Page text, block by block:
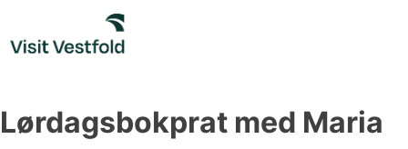
content
Lørdagsbokprat med Maria